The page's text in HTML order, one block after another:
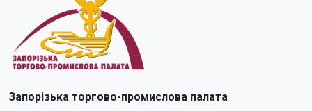
Запорізька торгово-промислова палата